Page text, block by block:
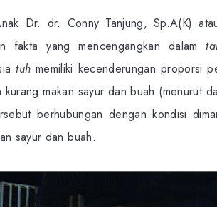
Dr. dr. Conny Tanjung, Sp.A(K)
fakta yang mencengangkan dalam
tuh memiliki kecenderungan proporsi
makan sayur dan buah (menurut
berhubungan dengan kondisi
sayur dan buah.